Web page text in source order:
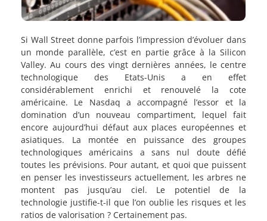
Si Wall Street donne parfois l’impression d’évoluer dans
un monde parallèle, c’est en partie grâce à la Silicon
Valley. Au cours des vingt dernières années, le centre
technologique des Etats-Unis a en effet
considérablement enrichi et renouvelé la cote
américaine. Le Nasdaq a accompagné l’essor et la
domination d’un nouveau compartiment, lequel fait
encore aujourd’hui défaut aux places européennes et
asiatiques. La montée en puissance des groupes
technologiques américains a sans nul doute défié
toutes les prévisions. Pour autant, et quoi que puissent
en penser les investisseurs actuellement, les arbres ne
montent pas jusqu’au ciel. Le potentiel de la
technologie justifie-t-il que l’on oublie les risques et les
ratios de valorisation ? Certainement pas.